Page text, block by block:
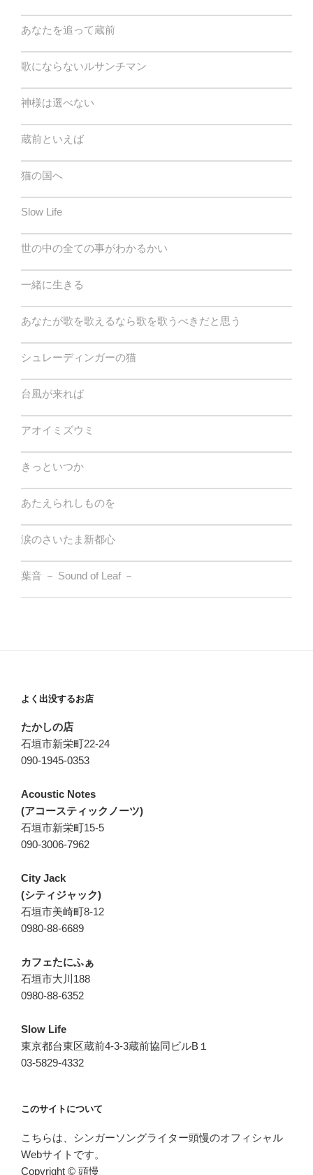
あなたを追って蔵前
歌にならないルサンチマン
神様は選べない
蔵前といえば
猫の国へ
Slow Life
世の中の全ての事がわかるかい
一緒に生きる
あなたが歌を歌えるなら歌を歌うべきだと思う
シュレーディンガーの猫
台風が来れば
アオイミズウミ
きっといつか
あたえられしものを
涙のさいたま新都心
葉音 － Sound of Leaf －
よく出没するお店
たかしの店
石垣市新栄町22-24
090-1945-0353
Acoustic Notes
(アコースティックノーツ)
石垣市新栄町15-5
090-3006-7962
City Jack
(シティジャック)
石垣市美崎町8-12
0980-88-6689
カフェたにふぁ
石垣市大川188
0980-88-6352
Slow Life
東京都台東区蔵前4-3-3蔵前協同ビルB１
03-5829-4332
このサイトについて
こちらは、シンガーソングライター頭慢のオフィシャル
Webサイトです。
Copyright © 頭慢